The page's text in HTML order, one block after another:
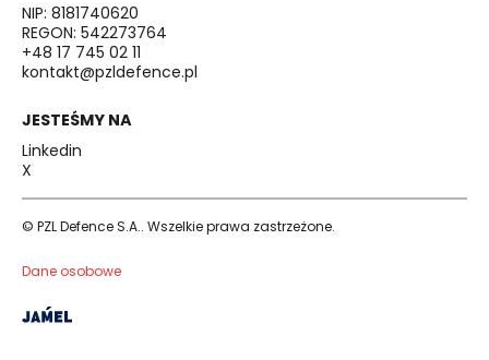
NIP: 8181740620
REGON: 542273764
+48 17 745 02 11
kontakt@pzldefence.pl
JESTEŚMY NA
Linkedin
X
© PZL Defence S.A.. Wszelkie prawa zastrzeżone.
Dane osobowe